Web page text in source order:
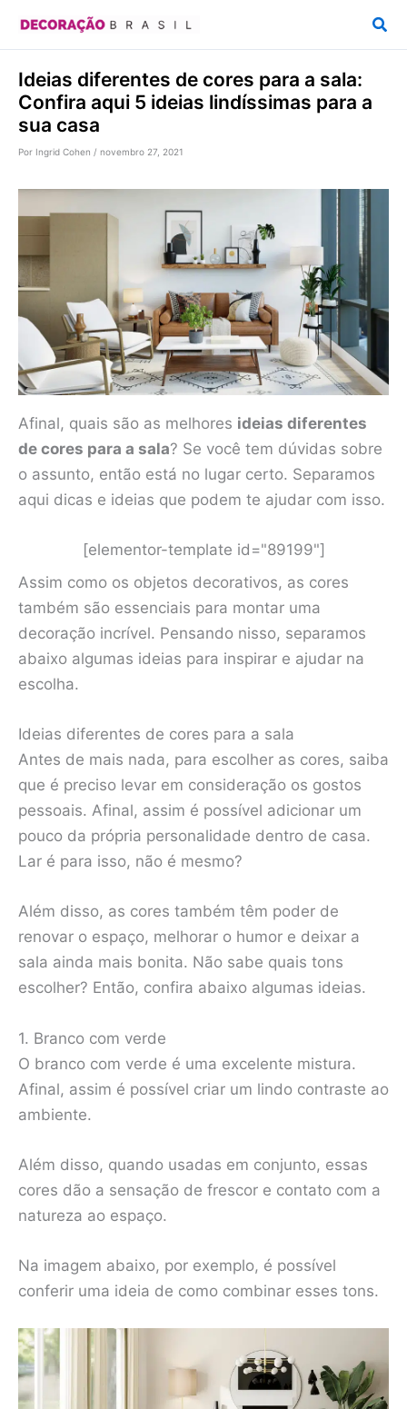
conteúdo
Ideias diferentes de cores para a sala:
Confira aqui 5 ideias lindíssimas para a
sua casa
Por Ingrid Cohen / novembro 27, 2021
Afinal, quais são as melhores ideias diferentes
de cores para a sala? Se você tem dúvidas sobre
o assunto, então está no lugar certo. Separamos
aqui dicas e ideias que podem te ajudar com isso.
[elementor-template id="89199"]
Assim como os objetos decorativos, as cores
também são essenciais para montar uma
decoração incrível. Pensando nisso, separamos
abaixo algumas ideias para inspirar e ajudar na
escolha.
Ideias diferentes de cores para a sala
Antes de mais nada, para escolher as cores, saiba
que é preciso levar em consideração os gostos
pessoais. Afinal, assim é possível adicionar um
pouco da própria personalidade dentro de casa.
Lar é para isso, não é mesmo?
Além disso, as cores também têm poder de
renovar o espaço, melhorar o humor e deixar a
sala ainda mais bonita. Não sabe quais tons
escolher? Então, confira abaixo algumas ideias.
1. Branco com verde
O branco com verde é uma excelente mistura.
Afinal, assim é possível criar um lindo contraste ao
ambiente.
Além disso, quando usadas em conjunto, essas
cores dão a sensação de frescor e contato com a
natureza ao espaço.
Na imagem abaixo, por exemplo, é possível
conferir uma ideia de como combinar esses tons.